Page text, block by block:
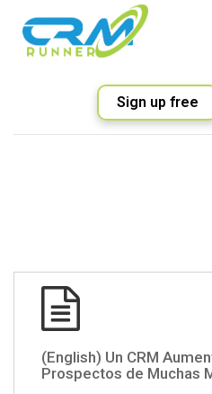
Sign up free
(English) Un CRM
Prospectos de Muchas